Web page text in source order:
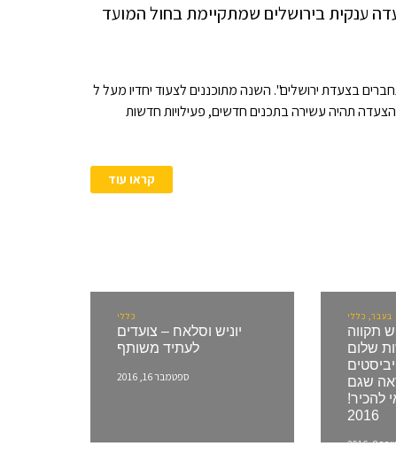
ענקית בירושלים שמתקיימת בחול המועד
לאוקטובר 2016 מתקיימת צעדת "מתחברים בצעדת ירושלים". השנה מתוכננים לצעוד יחדיו מעל ל
הצעדה תהיה עשירה בתכנים חדשים, פעילויות חדשות
קראו עוד
בעבר, כללי
תקווה
שלום
אקטיביסטים
שגם
להכיר!
2016
8, 2016
כללי
יוניש וסלאח – צועדים
לעתיד משותף
ספטמבר 16, 2016